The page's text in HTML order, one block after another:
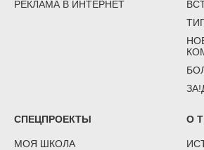
РЕКЛАМА В ИНТЕРНЕТ
СПЕЦПРОЕКТЫ
МОЯ ШКОЛА
О